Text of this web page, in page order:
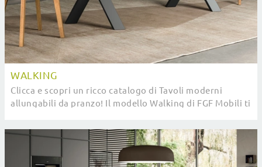
WALKING
Clicca e scopri un ricco catalogo di Tavoli moderni
allungabili da pranzo! Il modello Walking di FGF Mobili ti